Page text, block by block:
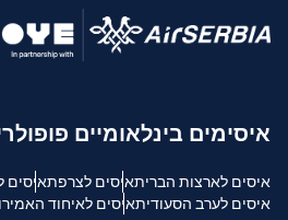
איסימים בינלאומיים
איסים לארצות הבריתאיסים לצרפתאיסים
איסים לערב הסעודיתאיסים לאיחוד